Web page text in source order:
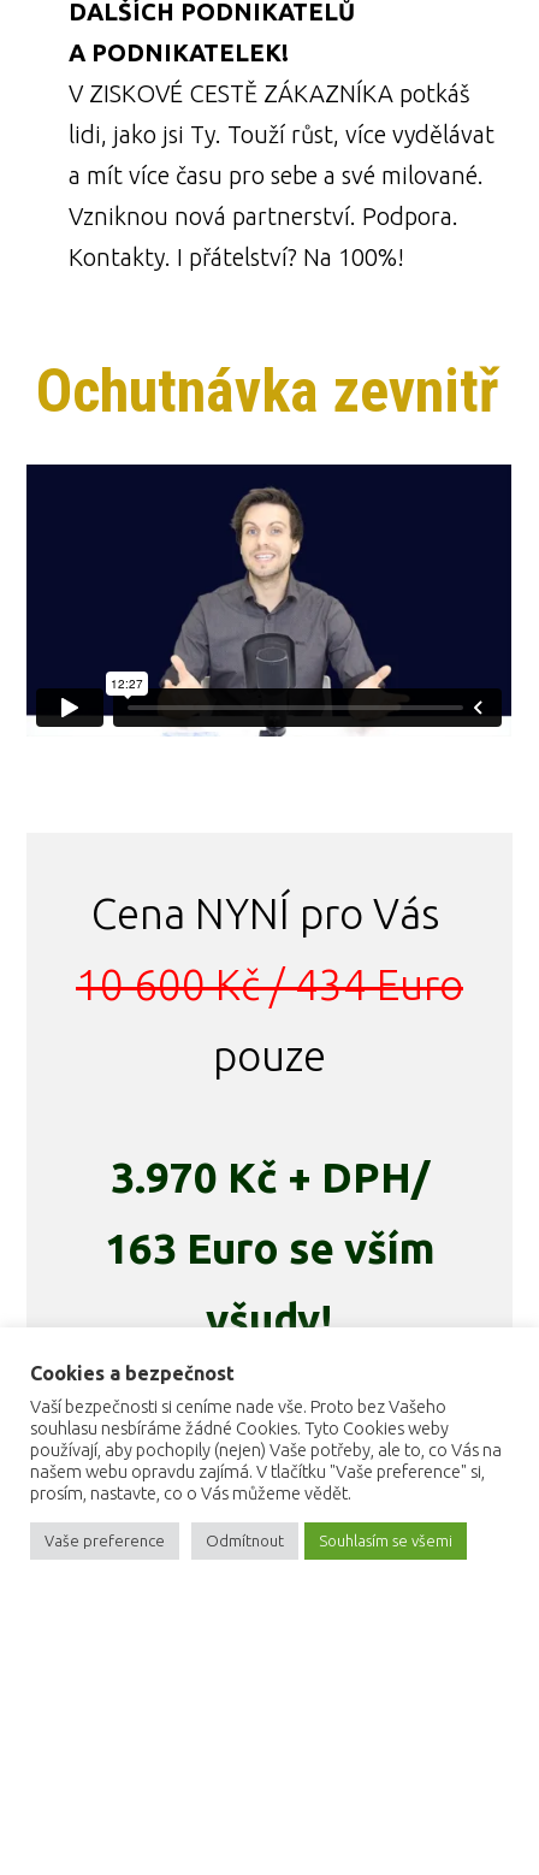
DALŠÍCH PODNIKATELŮ
A PODNIKATELEK!
V ZISKOVÉ CESTĚ ZÁKAZNÍKA potkáš
lidi, jako jsi Ty. Touží růst, více vydělávat
a mít více času pro sebe a své milované.
Vzniknou nová partnerství. Podpora.
Kontakty. I přátelství? Na 100%!
Ochutnávka zevnitř
Cena NYNÍ pro Vás
10 600 Kč / 434 Euro
pouze
3.970 Kč + DPH/
163 Euro se vším
všudy!
Začít svou ziskovou cestu zákazníka
Cookies a bezpečnost
Vaší bezpečnosti si ceníme nade vše. Proto bez Vašeho
souhlasu nesbíráme žádné Cookies. Tyto Cookies weby
používají, aby pochopily (nejen) Vaše potřeby, ale to, co Vás na
našem webu opravdu zajímá. V tlačítku "Vaše preference" si,
prosím, nastavte, co o Vás můžeme vědět.
Vaše preference Odmítnout Souhlasím se všemi